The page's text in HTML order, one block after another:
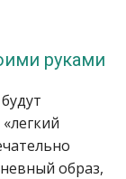
руками
образ,